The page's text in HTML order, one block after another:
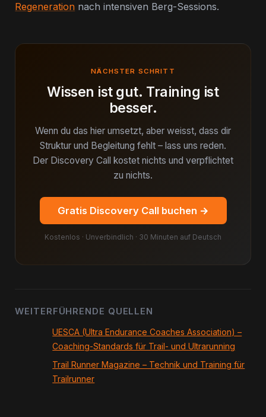
Regeneration nach intensiven Berg-Sessions.
NÄCHSTER SCHRITT
Wissen ist gut. Training ist
besser.
Wenn du das hier umsetzt, aber weisst, dass dir
Struktur und Begleitung fehlt – lass uns reden.
Der Discovery Call kostet nichts und verpflichtet
zu nichts.
Gratis Discovery Call buchen →
Kostenlos · Unverbindlich · 30 Minuten auf Deutsch
WEITERFÜHRENDE QUELLEN
UESCA (Ultra Endurance Coaches Association) –
Coaching-Standards für Trail- und Ultrarunning
Trail Runner Magazine – Technik und Training für
Trailrunner